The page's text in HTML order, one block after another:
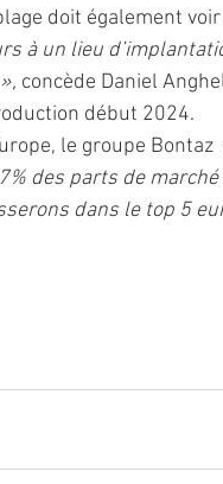
doit également
à un lieu
concède Daniel
début 2024.
le groupe Bontaz
des parts de marché
dans le top 5